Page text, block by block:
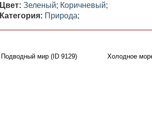
Цвет: Зеленый; Коричневый;
Категория: Природа;
Подводный мир (ID 9129) Холодное